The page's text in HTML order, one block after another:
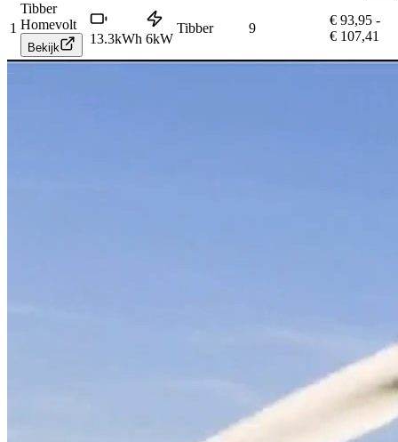
1
Tibber
Homevolt
Bekijk
13.3kWh 6kW
Tibber 9
€ 93,95 -
€ 107,41